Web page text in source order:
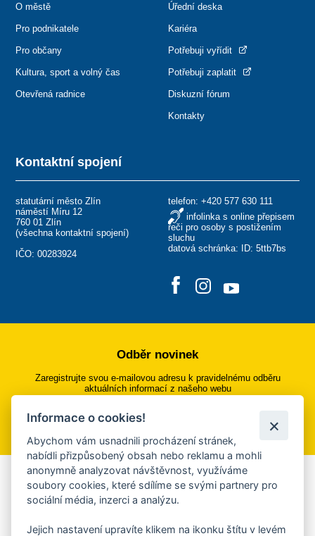
Kontaktní spojení
statutární město Zlín
náměstí Míru 12
760 01 Zlín
(všechna kontaktní spojení)
IČO: 00283924
telefon: +420 577 630 111
infolinka s online přepisem
řeči pro osoby s postižením
sluchu
datová schránka: ID: 5ttb7bs
O městě
Pro podnikatele
Pro občany
Kultura, sport a volný čas
Otevřená radnice
Úřední deska
Kariéra
Potřebuji vyřídit
Potřebuji zaplatit
Diskuzní fórum
Kontakty
Odběr novinek
Zaregistrujte svou e-mailovou adresu k pravidelnému odběru
aktuálních informací z našeho webu
Přihlásit se k odběru
Aplikace Mobilní rozhlas
Chcete dostávat do svého mobilu či mailu upozornění na
ankety, pozvánky na kulturní a sportovní akce?
Informace o cookies!
Abychom vám usnadnili procházení stránek,
nabídli přizpůsobený obsah nebo reklamu a mohli
anonymně analyzovat návštěvnost, využíváme
soubory cookies, které sdílíme se svými partnery pro
sociální média, inzerci a analýzu.
Jejich nastavení upravíte klikem na ikonku štítu v levém